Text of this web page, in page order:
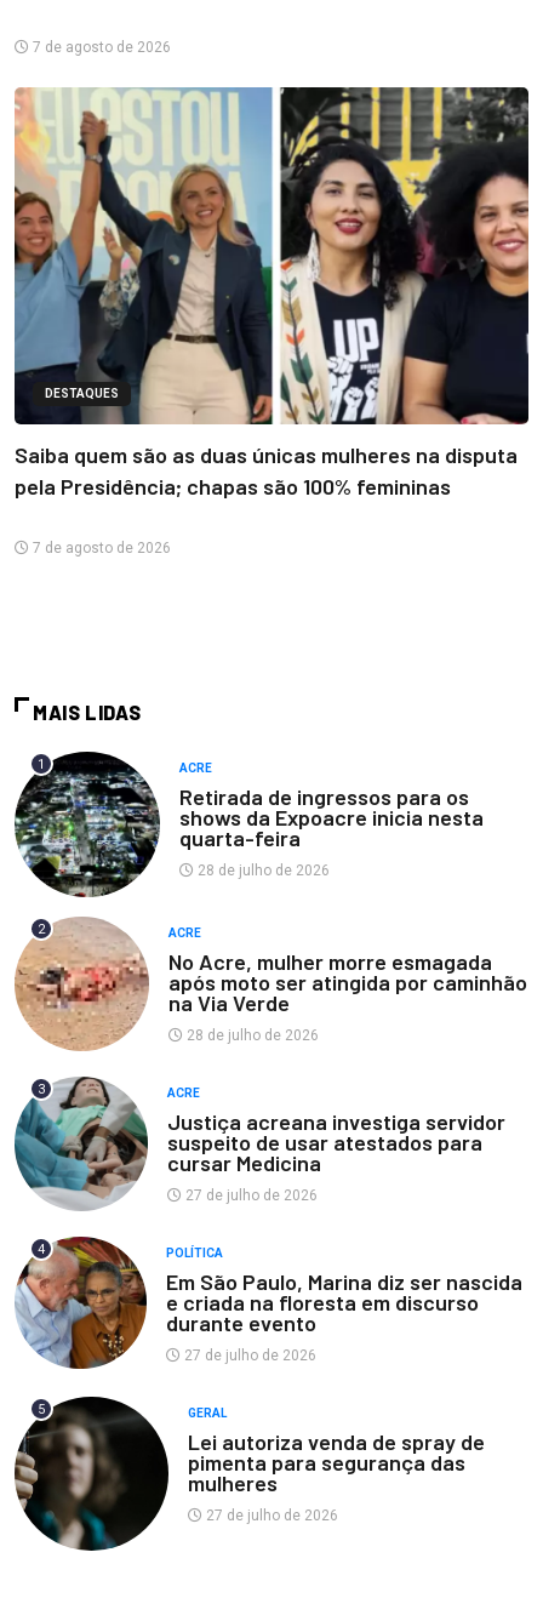
7 de agosto de 2026
DESTAQUES
Saiba quem são as duas únicas mulheres na disputa
pela Presidência; chapas são 100% femininas
7 de agosto de 2026
MAIS LIDAS
1 ACRE
Retirada de ingressos para os
shows da Expoacre inicia nesta
quarta-feira
28 de julho de 2026
2 ACRE
No Acre, mulher morre esmagada
após moto ser atingida por caminhão
na Via Verde
28 de julho de 2026
3 ACRE
Justiça acreana investiga servidor
suspeito de usar atestados para
cursar Medicina
27 de julho de 2026
4 POLÍTICA
Em São Paulo, Marina diz ser nascida
e criada na floresta em discurso
durante evento
27 de julho de 2026
5 GERAL
Lei autoriza venda de spray de
pimenta para segurança das
mulheres
27 de julho de 2026